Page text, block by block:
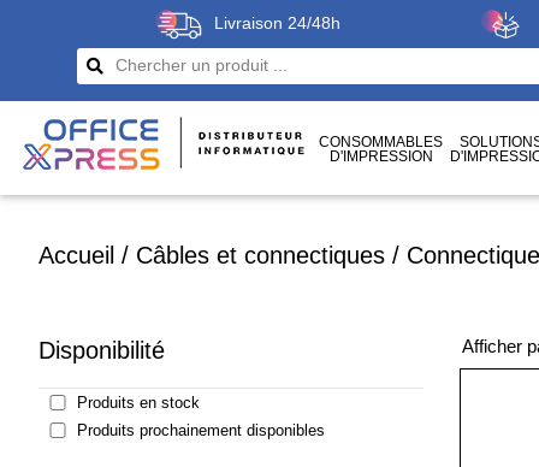
Livraison 24/48h
CONSOMMABLES
D'IMPRESSION
Accueil / Câbles et connectiques /
Disponibilité
Produits en stock
Produits prochainement disponibles
Afficher